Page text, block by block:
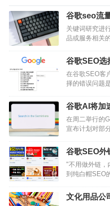
谷歌seo流
关键词研究进
品或服务相关
质量内容创作
的搜索需求。
户需求，同时
确保网站结构
题，并且所有
爬虫可以轻松
谷歌SEO选
么？
在谷歌SEO客
择的错误问题
但流量多并不
是一些需要考
站内容高度相
但如果与网站
化为实际的用
某个关键字的
谷歌AI将加
在周二举行的
宣布计划对部
通过在Google
基于聊天机器
（SGE））。
品时，AI搜索
同，AI搜索针
的文本和链
谷歌SEO外
"不用做外链，
到纯白帽SEO
然，今天也有
过一个谷歌流
文化用品公